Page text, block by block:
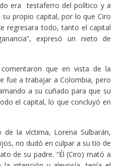
era testaferro del político y a
propio capital, por lo que Ciro
regresara todo, tanto el capital
expresó un nieto de
que en vista de la
fue a trabajar a Colombia, pero
a su cuñado para que su
el capital, lo que concluyó en
de la víctima, Lorena Sulbarán,
no dudó en culpar a su tío de
de su padre. “Él (Ciro) mató a